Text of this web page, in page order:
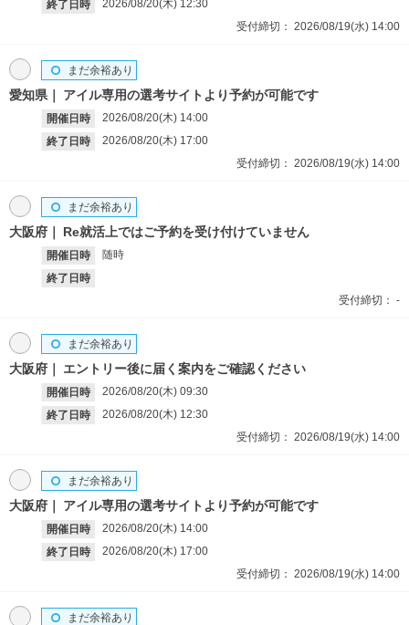
終了日時 2026/08/20(木) 12:30
受付締切： 2026/08/19(水) 14:00
愛知県 アイル専用の選考サイトより予約が可能です
開催日時 2026/08/20(木) 14:00
終了日時
2026/08/20(木) 17:00
まだ余裕あり
受付締切： 2026/08/19(水) 14:00
大阪府 Re就活上ではご予約を受け付けていません
開催日時
随時
終了日時
まだ余裕あり
受付締切： -
大阪府 エントリー後に届く案内をご確認ください
開催日時 2026/08/20(木) 09:30
終了日時
2026/08/20(木) 12:30
まだ余裕あり
受付締切： 2026/08/19(水) 14:00
大阪府 アイル専用の選考サイトより予約が可能です
開催日時 2026/08/20(木) 14:00
終了日時
2026/08/20(木) 17:00
まだ余裕あり
受付締切： 2026/08/19(水) 14:00
まだ余裕あり